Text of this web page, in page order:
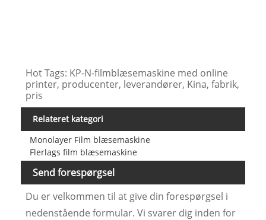
Hot Tags: KP-N-filmblæsemaskine med online
printer, producenter, leverandører, Kina, fabrik,
pris
Relateret kategori
Monolayer Film blæsemaskine
Flerlags film blæsemaskine
Send forespørgsel
Du er velkommen til at give din forespørgsel i
nedenstående formular. Vi svarer dig inden for